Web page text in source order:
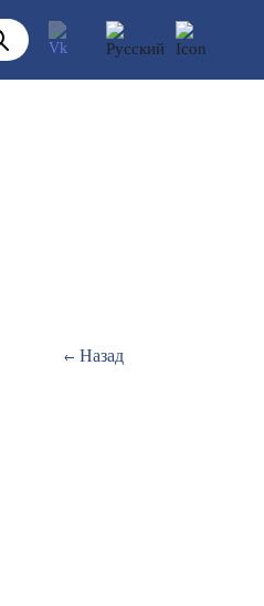
Назад